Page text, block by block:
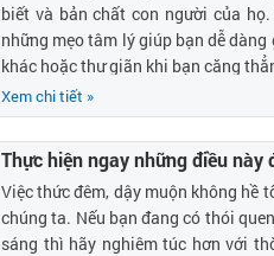
biết và bản chất con người của
những mẹo tâm lý giúp bạn dễ
khác hoặc thư giãn khi bạn căng
Xem chi tiết »
Thực hiện ngay những điều này
Việc thức đêm, dậy muộn không hề
chúng ta. Nếu bạn đang có thói
sáng thì hãy nghiêm túc hơn với